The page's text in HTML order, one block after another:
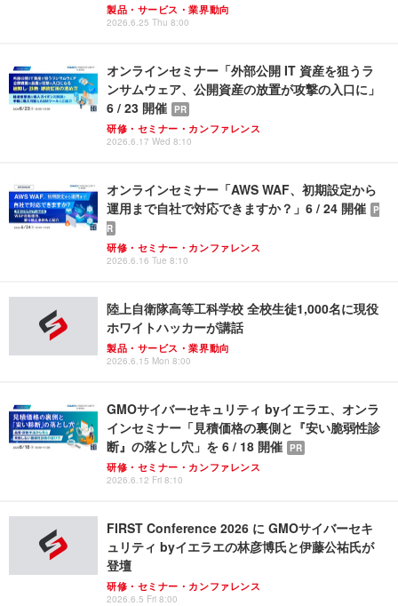
製品・サービス・業界動向
2026.6.25 Thu 8:00
オンラインセミナー「外部公開 IT 資産を狙うラ
ンサムウェア、公開資産の放置が攻撃の入口に」
6 / 23 開催 PR
研修・セミナー・カンファレンス
2026.6.17 Wed 8:10
オンラインセミナー「AWS WAF、初期設定から
運用まで自社で対応できますか？」6 / 24 開催 P
R
研修・セミナー・カンファレンス
2026.6.16 Tue 8:10
陸上自衛隊高等工科学校 全校生徒1,000名に現役
ホワイトハッカーが講話
製品・サービス・業界動向
2026.6.15 Mon 8:00
GMOサイバーセキュリティ byイエラエ、オンラ
インセミナー「見積価格の裏側と『安い脆弱性診
断』の落とし穴」を 6 / 18 開催 PR
研修・セミナー・カンファレンス
2026.6.12 Fri 8:10
FIRST Conference 2026 に GMOサイバーセキ
ュリティ byイエラエの林彦博氏と伊藤公祐氏が
登壇
研修・セミナー・カンファレンス
2026.6.5 Fri 8:00